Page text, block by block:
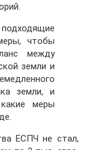
чтобы
между
земли и
земли, и
меры
ЕСПЧ не стал,